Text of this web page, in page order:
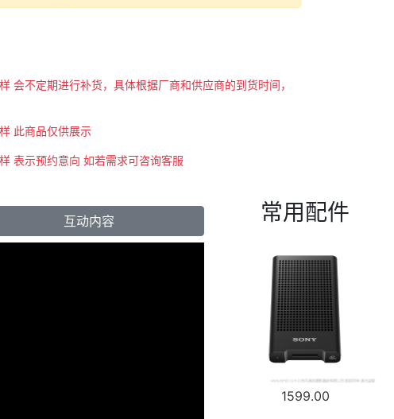
会不定期进行补货，具体根据厂商和供应商的到货时间，
此商品仅供展示
表示预约意向 如若需求可咨询客服
互动内容 常用配件
1599.00